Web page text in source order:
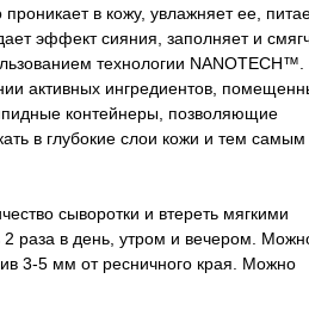
в кожу, увлажняет ее,
эффект сияния, заполняет и
технологии NANOTECH™.
активных ингредиентов,
контейнеры, позволяющие
в глубокие слои кожи и тем самым
сыворотки и втереть мягкими
раза в день, утром и вечером.
3-5 мм от ресничного края. Можно